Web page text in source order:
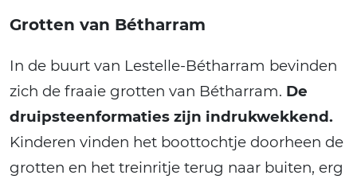
Grotten van Bétharram
In de buurt van Lestelle-Bétharram bevinden
zich de fraaie grotten van Bétharram. De
druipsteenformaties zijn indrukwekkend.
Kinderen vinden het boottochtje doorheen de
grotten en het treinritje terug naar buiten, erg